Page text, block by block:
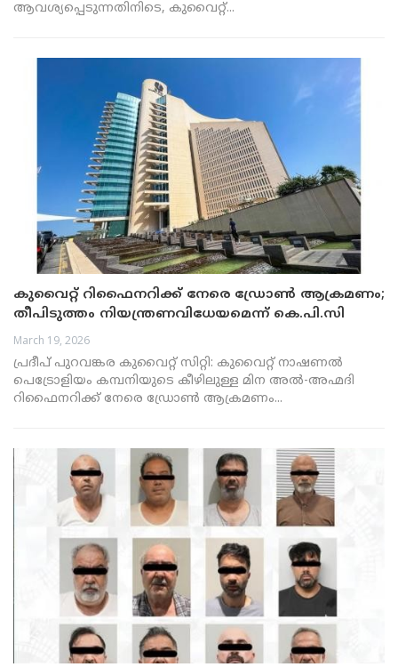
ആവശ്യപ്പെടുന്നതിനിടെ, കുവൈറ്റ്...
കുവൈറ്റ് റിഫൈനറിക്ക് നേരെ ഡ്രോൺ ആക്രമണം;
തീപിടുത്തം നിയന്ത്രണവിധേയമെന്ന് കെ.പി.സി
March 19, 2026
പ്രദീപ് പുറവങ്കര കുവൈറ്റ് സിറ്റി: കുവൈറ്റ് നാഷണൽ
പെട്രോളിയം കമ്പനിയുടെ കീഴിലുള്ള മിന അൽ-അഹ്മദി
റിഫൈനറിക്ക് നേരെ ഡ്രോൺ ആക്രമണം...